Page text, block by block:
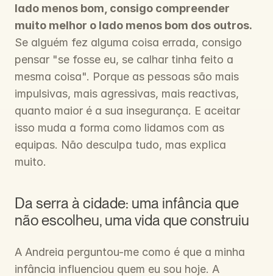
lado menos bom, consigo compreender
muito melhor o lado menos bom dos outros.
Se alguém fez alguma coisa errada, consigo
pensar "se fosse eu, se calhar tinha feito a
mesma coisa". Porque as pessoas são mais
impulsivas, mais agressivas, mais reactivas,
quanto maior é a sua insegurança. E aceitar
isso muda a forma como lidamos com as
equipas. Não desculpa tudo, mas explica
muito.
Da serra à cidade: uma infância que
não escolheu, uma vida que construiu
A Andreia perguntou-me como é que a minha
infância influenciou quem eu sou hoje. A